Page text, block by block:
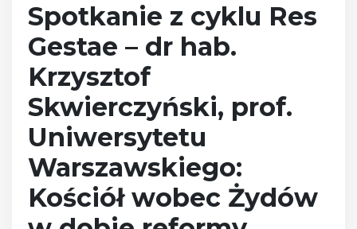
Spotkanie z cyklu Res
Gestae – dr hab.
Krzysztof
Skwierczyński, prof.
Uniwersytetu
Warszawskiego:
Kościół wobec Żydów